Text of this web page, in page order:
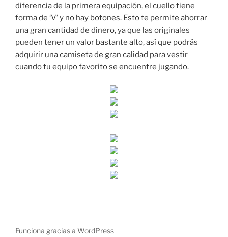
diferencia de la primera equipación, el cuello tiene
forma de ‘V’ y no hay botones. Esto te permite ahorrar
una gran cantidad de dinero, ya que las originales
pueden tener un valor bastante alto, así que podrás
adquirir una camiseta de gran calidad para vestir
cuando tu equipo favorito se encuentre jugando.
Funciona gracias a WordPress